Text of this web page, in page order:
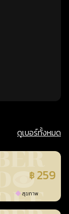
ดูเบอร์ทั้งหมด
฿ 259
สุขภาพ